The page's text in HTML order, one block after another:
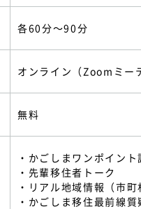
各60分～90分
オンライン（Zoomミー
無料
・かごしまワンポイン
・先輩移住者トーク
・リアル地域情報（市町
・かごしま移住最前線質